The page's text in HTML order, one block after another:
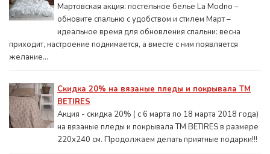
Мартовская акция: постельное белье La Modno –
обновите спальню с удобством и стилем Март –
идеальное время для обновления спальни: весна
приходит, настроение поднимается, а вместе с ним появляется
желание...
Скидка 20% на вязаные пледы и покрывала ТМ
BETIRES
Акция - скидка 20% ( с 6 марта по 18 марта 2018 года)
на вязаные пледы и покрывала ТМ BETIRES в размере
220х240 см. Продолжаем делать приятные подарки!!!